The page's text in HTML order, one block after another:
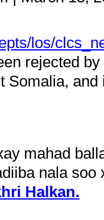
los/
rejected
Somalia,
mahad
nala
Halkan.